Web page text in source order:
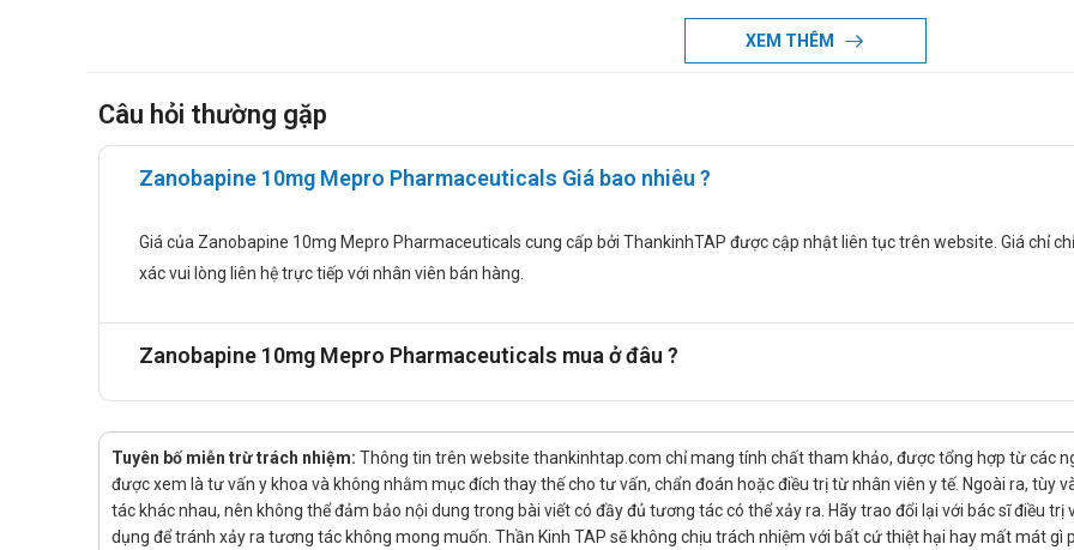
Cao tuổi
Không dùng Zanobapine khởi đầu là 5mg nhưng cần xem xét với người > 65 tuổi có kèm các thông số bất thường
Suy thận/Suy gan
Hút thuốc/ Không hút thuốc
Liều khởi đầu thuốc Zanobapine tương đương nhau
Cẩn thận khi thêm liều
Pha thuốc Zanobapine 10mg với 5ml nước nguội, uống ngay sau khi thuốc tan hết.
Quá liều:
Biểu hiện:
XEM THÊM
Câu hỏi thường gặp
Zanobapine 10mg Mepro Pharmaceuticals Giá bao nhiêu ?
Giá của Zanobapine 10mg Mepro Pharmaceuticals cung cấp bởi ThankinhTAP được cập nhật liên tục trên website. Giá chỉ
xác vui lòng liên hệ trực tiếp với nhân viên bán hàng.
Zanobapine 10mg Mepro Pharmaceuticals mua ở đâu ?
Tuyên bố miễn trừ trách nhiệm: Thông tin trên website thankinhtap.com chỉ mang tính chất tham khảo, được tổng hợp từ các
được xem là tư vấn y khoa và không nhằm mục đích thay thế cho tư vấn, chẩn đoán hoặc điều trị từ nhân viên y tế. Ngoài ra, tùy
tác khác nhau, nên không thể đảm bảo nội dung trong bài viết có đầy đủ tương tác có thể xảy ra. Hãy trao đổi lại với bác sĩ điều
dụng để tránh xảy ra tương tác không mong muốn. Thần Kinh TAP sẽ không chịu trách nhiệm với bất cứ thiệt hại hay mất mát